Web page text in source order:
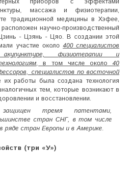
массажа и физиотерапии,
традиционной медицины в Хэфее,
научно-производственный
- Цзянь - Цяо. В создании этой
участие около400 специалистов
физиотерапии и
, в том числе около40
специалистов по восточной
их работы была создана технология
тем, которые возникают в
и восстановлении.
тремя патентами,
стран СНГ, в том числе
ряде стран Европы и в Америке.
(три «У»)